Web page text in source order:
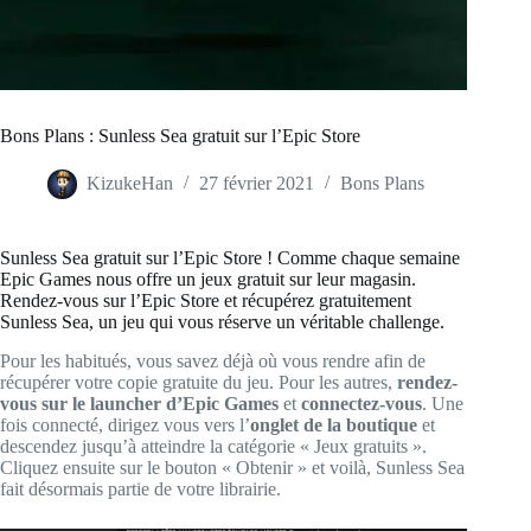
Bons Plans : Sunless Sea gratuit sur l’Epic Store
KizukeHan 27 février 2021 Bons Plans
Sunless Sea gratuit sur l’Epic Store ! Comme chaque semaine
Epic Games nous offre un jeux gratuit sur leur magasin.
Rendez-vous sur l’Epic Store et récupérez gratuitement
Sunless Sea, un jeu qui vous réserve un véritable challenge.
Pour les habitués, vous savez déjà où vous rendre afin de
récupérer votre copie gratuite du jeu. Pour les autres, rendez-
vous sur le launcher d’Epic Games et connectez-vous. Une
fois connecté, dirigez vous vers l’onglet de la boutique et
descendez jusqu’à atteindre la catégorie « Jeux gratuits ».
Cliquez ensuite sur le bouton « Obtenir » et voilà, Sunless Sea
fait désormais partie de votre librairie.